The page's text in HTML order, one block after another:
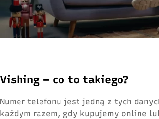
Vishing – co to takiego?
Numer telefonu jest jedną z tych
każdym razem, gdy kupujemy online